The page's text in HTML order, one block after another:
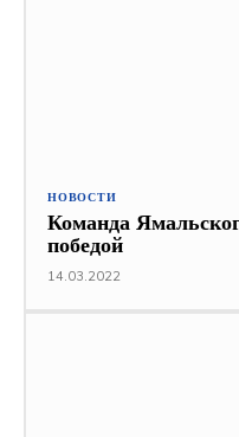
НОВОСТИ
Команда
победой
14.03.2022